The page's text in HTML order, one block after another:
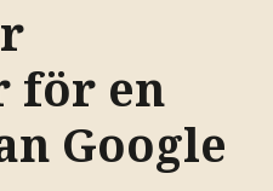
för en
Google